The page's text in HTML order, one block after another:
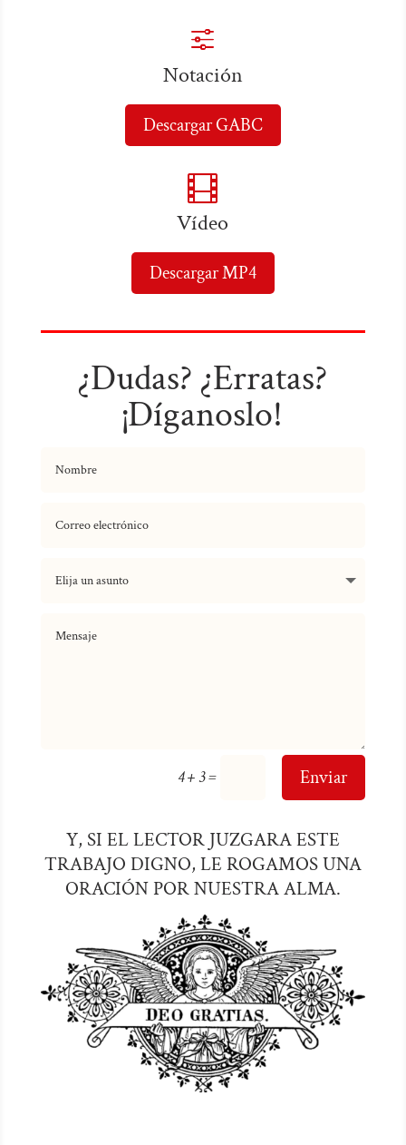
f
Notación
Descargar GABC

Vídeo
Descargar MP4
¿Dudas? ¿Erratas?
¡Díganoslo!
4 + 3= Enviar
Y, SI EL LECTOR JUZGARA ESTE
TRABAJO DIGNO, LE ROGAMOS UNA
ORACIÓN POR NUESTRA ALMA.